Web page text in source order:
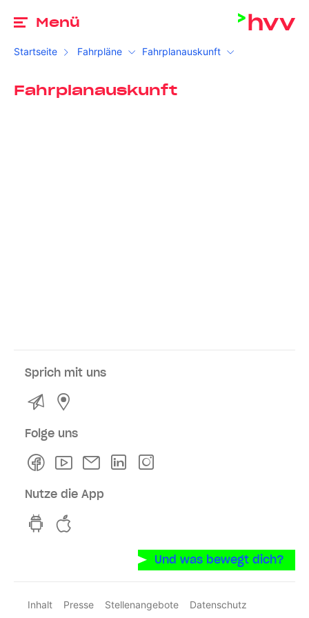
Menü
Startseite Fahrpläne Fahrplanauskunft
Fahrplanauskunft
Sprich mit uns
Kontakt
Folge uns
FacebookYoutubeNewsletterLinkedln
Nutze die App
hvv switch App auf GooglePlay
Und was bewegt dich?
Inhalt Presse Stellenangebote
Datenschutz